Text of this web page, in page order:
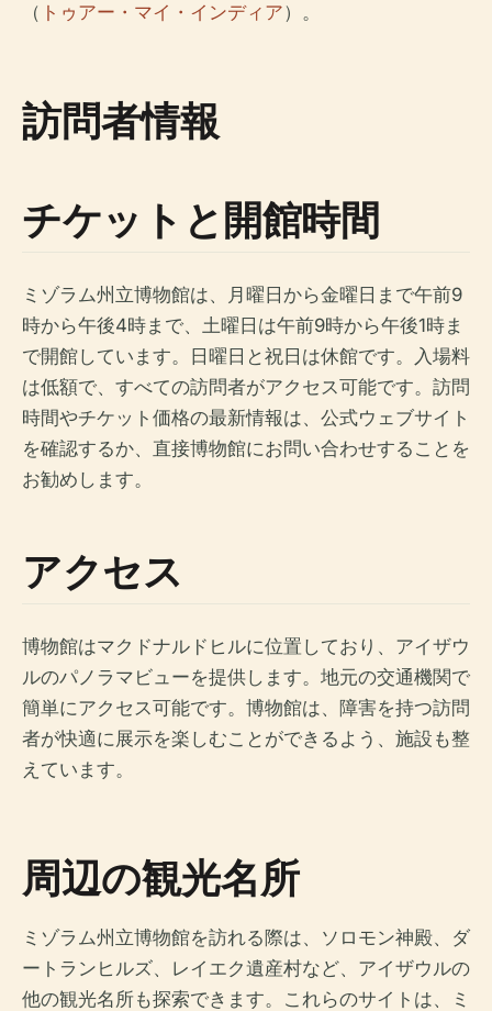
（ トゥアー・マイ・インディア）。
訪問者情報
チケットと開館時間
ミゾラム州立博物館は、月曜日から金曜日まで午前9
時から午後4時まで、土曜日は午前9時から午後1時ま
で開館しています。日曜日と祝日は休館です。入場料
は低額で、すべての訪問者がアクセス可能です。訪問
時間やチケット価格の最新情報は、公式ウェブサイト
を確認するか、直接博物館にお問い合わせすることを
お勧めします。
アクセス
博物館はマクドナルドヒルに位置しており、アイザウ
ルのパノラマビューを提供します。地元の交通機関で
簡単にアクセス可能です。博物館は、障害を持つ訪問
者が快適に展示を楽しむことができるよう、施設も整
えています。
周辺の観光名所
ミゾラム州立博物館を訪れる際は、ソロモン神殿、ダ
ートランヒルズ、レイエク遺産村など、アイザウルの
他の観光名所も探索できます。これらのサイトは、ミ